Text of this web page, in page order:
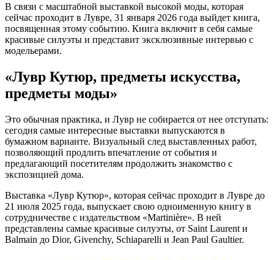
В связи с масштабной выставкой высокой моды, которая
сейчас проходит в Лувре, 31 января 2026 года выйдет книга,
посвященная этому событию. Книга включит в себя самые
красивые силуэты и представит эксклюзивные интервью с
модельерами.
«Лувр Кутюр, предметы искусства,
предметы моды»
Это обычная практика, и Лувр не собирается от нее отступать:
сегодня самые интересные выставки выпускаются в
бумажном варианте. Визуальный след выставленных работ,
позволяющий продлить впечатление от события и
предлагающий посетителям продолжить знакомство с
экспозицией дома.
Выставка «Лувр Кутюр», которая сейчас проходит в Лувре до
21 июля 2025 года, выпускает свою одноименную книгу в
сотрудничестве с издательством «Martinière». В ней
представлены самые красивые силуэты, от Saint Laurent и
Balmain до Dior, Givenchy, Schiaparelli и Jean Paul Gaultier.